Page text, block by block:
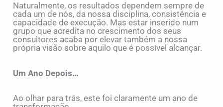
Naturalmente, os resultados dependem sempre de
cada um de nós, da nossa disciplina, consistência e
capacidade de execução. Mas estar inserido num
grupo que acredita no crescimento dos seus
consultores acaba por elevar também a nossa
própria visão sobre aquilo que é possível alcançar.
Um Ano Depois…
Ao olhar para trás, este foi claramente um ano de